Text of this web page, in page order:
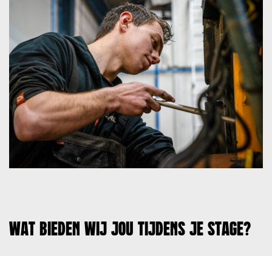
Wat bieden wij jou tijdens je stage?